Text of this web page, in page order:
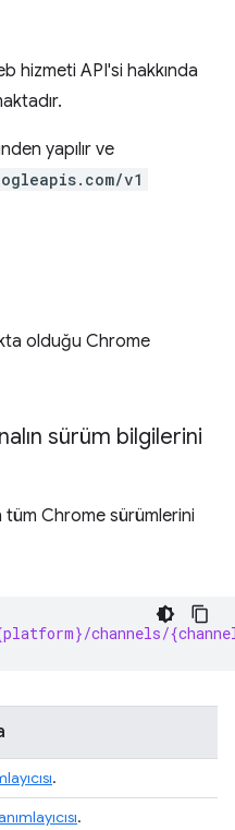
hizmeti API'si hakkında
yapılır ve
v1
olduğu Chrome
sürüm bilgilerini
Chrome sürümlerini
channels/
.
.